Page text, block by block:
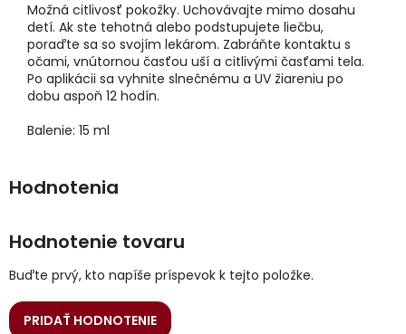
Možná citlivosť pokožky. Uchovávajte mimo dosahu
detí. Ak ste tehotná alebo podstupujete liečbu,
poraďte sa so svojím lekárom. Zabráňte kontaktu s
očami, vnútornou časťou uší a citlivými časťami tela.
Po aplikácii sa vyhnite slnečnému a UV žiareniu po
dobu aspoň 12 hodín.
Balenie: 15 ml
Hodnotenie tovaru
Buďte prvý, kto napíše príspevok k tejto položke.
PRIDAŤ HODNOTENIE